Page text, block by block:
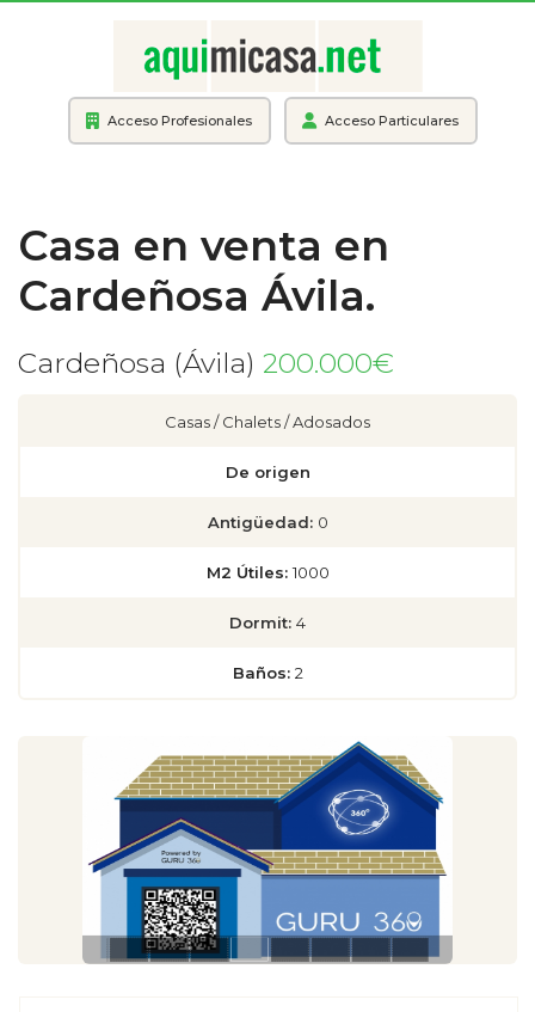
Acceso Profesionales Acceso Particulares
Casa en venta en
Cardeñosa Ávila.
Cardeñosa (Ávila) 200.000€
Casas / Chalets / Adosados
De origen
Antigüedad: 0
M2 Útiles: 1000
Dormit: 4
Baños: 2